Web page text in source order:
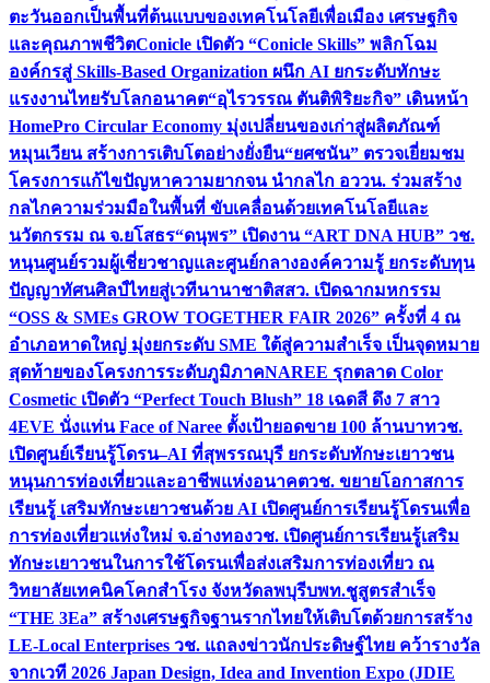
ตะวันออกเป็นพื้นที่ต้นแบบของเทคโนโลยีเพื่อเมือง เศรษฐกิจ
และคุณภาพชีวิตConicle เปิดตัว “Conicle Skills” พลิกโฉม
องค์กรสู่ Skills-Based Organization ผนึก AI ยกระดับทักษะ
แรงงานไทยรับโลกอนาคต“อุไรวรรณ ตันติพิริยะกิจ” เดินหน้า
HomePro Circular Economy มุ่งเปลี่ยนของเก่าสู่ผลิตภัณฑ์
หมุนเวียน สร้างการเติบโตอย่างยั่งยืน“ยศชนัน” ตรวจเยี่ยมชม
โครงการแก้ไขปัญหาความยากจน นำกลไก อววน. ร่วมสร้าง
กลไกความร่วมมือในพื้นที่ ขับเคลื่อนด้วยเทคโนโลยีและ
นวัตกรรม ณ จ.ยโสธร“ดนุพร” เปิดงาน “ART DNA HUB” วช.
หนุนศูนย์รวมผู้เชี่ยวชาญและศูนย์กลางองค์ความรู้ ยกระดับทุน
ปัญญาทัศนศิลป์ไทยสู่เวทีนานาชาติสสว. เปิดฉากมหกรรม
“OSS & SMEs GROW TOGETHER FAIR 2026” ครั้งที่ 4 ณ
อำเภอหาดใหญ่ มุ่งยกระดับ SME ใต้สู่ความสำเร็จ เป็นจุดหมาย
สุดท้ายของโครงการระดับภูมิภาคNAREE รุกตลาด Color
Cosmetic เปิดตัว “Perfect Touch Blush” 18 เฉดสี ดึง 7 สาว
4EVE นั่งแท่น Face of Naree ตั้งเป้ายอดขาย 100 ล้านบาทวช.
เปิดศูนย์เรียนรู้โดรน–AI ที่สุพรรณบุรี ยกระดับทักษะเยาวชน
หนุนการท่องเที่ยวและอาชีพแห่งอนาคตวช. ขยายโอกาสการ
เรียนรู้ เสริมทักษะเยาวชนด้วย AI เปิดศูนย์การเรียนรู้โดรนเพื่อ
การท่องเที่ยวแห่งใหม่ จ.อ่างทองวช. เปิดศูนย์การเรียนรู้เสริม
ทักษะเยาวชนในการใช้โดรนเพื่อส่งเสริมการท่องเที่ยว ณ
วิทยาลัยเทคนิคโคกสำโรง จังหวัดลพบุรีบพท.ชูสูตรสำเร็จ
“THE 3Ea” สร้างเศรษฐกิจฐานรากไทยให้เติบโตด้วยการสร้าง
LE-Local Enterprises วช. แถลงข่าวนักประดิษฐ์ไทย คว้ารางวัล
จากเวที 2026 Japan Design, Idea and Invention Expo (JDIE